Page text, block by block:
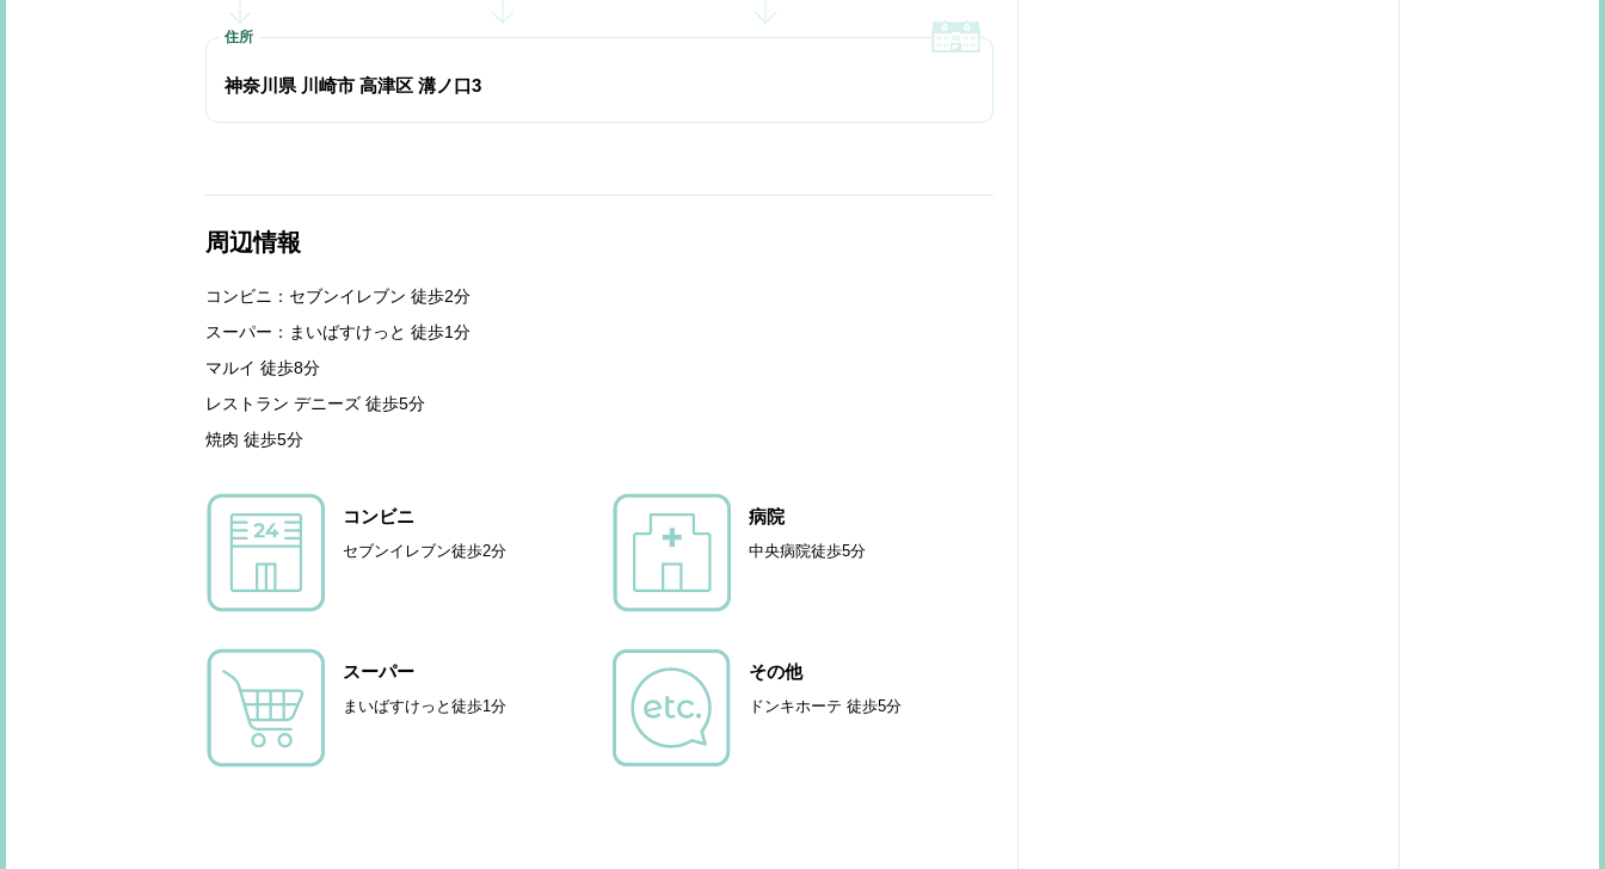
神奈川県 川崎市 高津区 溝ノ口3
周辺情報
コンビニ：セブンイレブン 徒歩2分
スーパー：まいばすけっと 徒歩1分
マルイ 徒歩8分
レストラン デニーズ 徒歩5分
焼肉 徒歩5分
コンビニ
セブンイレブン徒歩2分
病院
中央病院徒歩5分
スーパー
まいばすけっと徒歩1分
その他
ドンキホーテ 徒歩5分